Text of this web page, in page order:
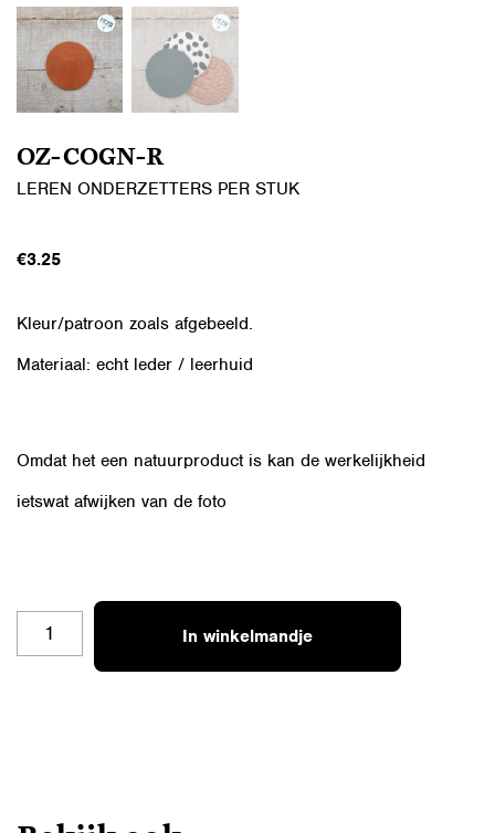
OZ-COGN-R
LEREN ONDERZETTERS PER STUK
€3.25
Kleur/patroon zoals afgebeeld.
Materiaal: echt leder / leerhuid
Omdat het een natuurproduct is kan de werkelijkheid
ietswat afwijken van de foto
In winkelmandje